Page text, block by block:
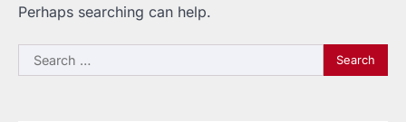
Perhaps searching can help.
Search
for: